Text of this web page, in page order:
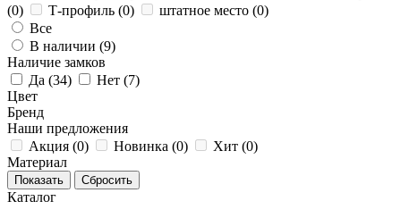
(0) Т-профиль (0) штатное место (0)
Все
В наличии (9)
Наличие замков
Да (34) Нет (7)
Цвет
Бренд
Наши предложения
Акция (0) Новинка (0) Хит (0)
Материал
Каталог